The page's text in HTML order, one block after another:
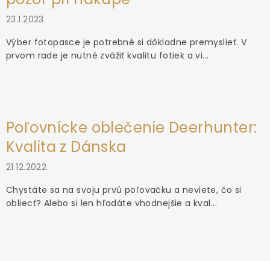
23.1.2023
Výber fotopasce je potrebné si dôkladne premyslieť. V
prvom rade je nutné zvážiť kvalitu fotiek a vi...
Poľovnícke oblečenie Deerhunter:
Kvalita z Dánska
21.12.2022
Chystáte sa na svoju prvú poľovačku a neviete, čo si
obliecť? Alebo si len hľadáte vhodnejšie a kval...